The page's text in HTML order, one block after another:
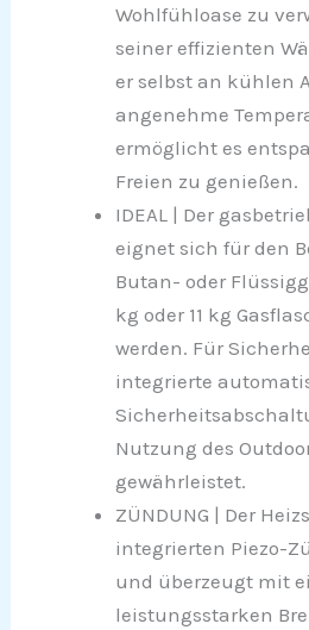
Wohlfühloase zu
seiner effizienten
er selbst an kühlen
angenehme
ermöglicht es
Freien zu genießen.
IDEAL | Der
eignet sich für den
Butan- oder
kg oder 11 kg
werden. Für
integrierte
Nutzung des
gewährleistet.
ZÜNDUNG | Der
integrierten Piezo-
und überzeugt mit
leistungsstarken